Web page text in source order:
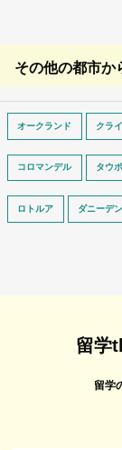
その他の都市か
オークランド クラ
コロマンデル タウポ
ロトルア ダニーデン
留学
留学